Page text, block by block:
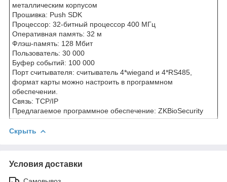
металлическим корпусом
Прошивка: Push SDK
Процессор: 32-битный процессор 400 МГц
Оперативная память: 32 м
Флэш-память: 128 Мбит
Пользователь: 30 000
Буфер событий: 100 000
Порт считывателя: считыватель 4*wiegand и 4*RS485,
формат карты можно настроить в программном
обеспечении.
Связь: TCP/IP
Предлагаемое программное обеспечение: ZKBioSecurity
Скрыть
Условия доставки